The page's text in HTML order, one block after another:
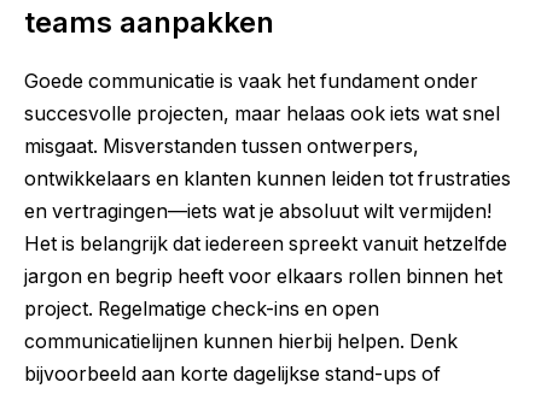
teams aanpakken
Goede communicatie is vaak het fundament onder
succesvolle projecten, maar helaas ook iets wat snel
misgaat. Misverstanden tussen ontwerpers,
ontwikkelaars en klanten kunnen leiden tot frustraties
en vertragingen—iets wat je absoluut wilt vermijden!
Het is belangrijk dat iedereen spreekt vanuit hetzelfde
jargon en begrip heeft voor elkaars rollen binnen het
project. Regelmatige check-ins en open
communicatielijnen kunnen hierbij helpen. Denk
bijvoorbeeld aan korte dagelijkse stand-ups of